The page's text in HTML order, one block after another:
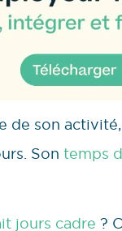
de son
Son temps
jours cadre ?